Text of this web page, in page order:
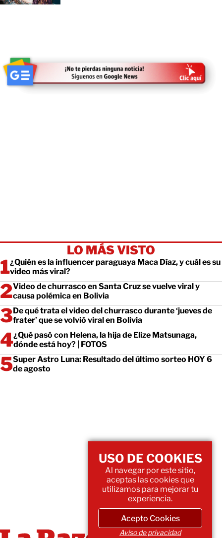
LO MÁS VISTO
¿Quién es la influencer paraguaya Maca Díaz, y cuál es su
video más viral?
Video de churrasco en Santa Cruz se vuelve viral y
causa polémica en Bolivia
De qué trata el video del churrasco durante ‘jueves de
frater’ que se volvió viral en Bolivia
¿Qué pasó con Helena, la hija de Elize Matsunaga,
dónde está hoy? | FOTOS
Super Astro Luna: Resultado del último sorteo HOY 6
de agosto
USO DE COOKIES
Al navegar por este sitio,
aceptas las cookies que
utilizamos para mejorar tu
experiencia.
Acepto Cookies
Aviso de privacidad